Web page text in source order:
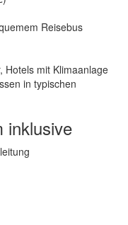
Reisebus
Hotels mit Klimaanlage
in typischen
inklusive